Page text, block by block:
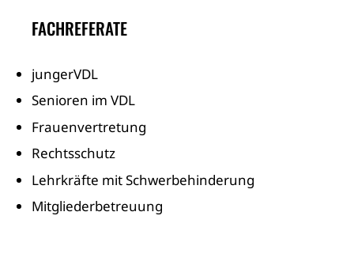
FACHREFERATE
jungerVDL
Senioren im VDL
Frauenvertretung
Rechtsschutz
Lehrkräfte mit Schwerbehinderung
Mitgliederbetreuung